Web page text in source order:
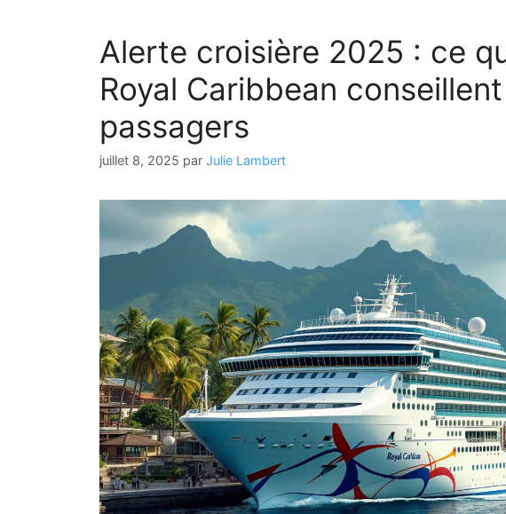
Alerte croisière 2025 : ce
Royal Caribbean
passagers
juillet 8, 2025 par Julie Lambert